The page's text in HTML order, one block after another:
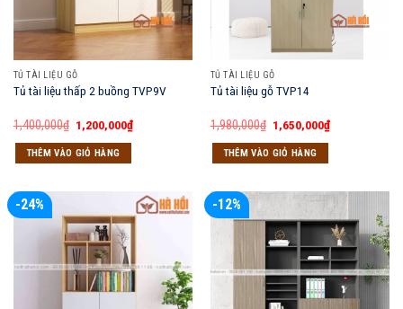
TỦ TÀI LIỆU GỖ
Tủ tài liệu thấp 2 buồng TVP9V
1,400,000₫ Giá
gốc
là:
1,400,000₫.
1,200,000₫Giá
hiện
THÊM VÀO GIỎ HÀNG
TỦ TÀI LIỆU GỖ
Tủ tài liệu gỗ TVP14
1,980,000₫ Giá
gốc
là:
1,980,000₫.
1,650,000₫Giá
hiện
THÊM VÀO GIỎ HÀNG
-24% -12%